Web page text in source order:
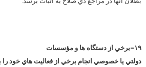
۱۹-برخي از دستگاه ها و مؤسسات
دولتي يا خصوصي انجام برخي از فعاليت هاي خود را